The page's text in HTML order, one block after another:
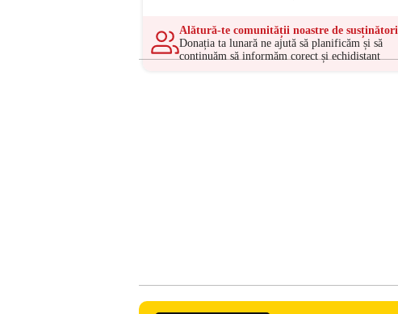
Alătură-te comunității noastre de susținători
Donația ta lunară ne ajută să planificăm și să
continuăm să informăm corect și echidistant